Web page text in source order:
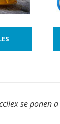
se ponen